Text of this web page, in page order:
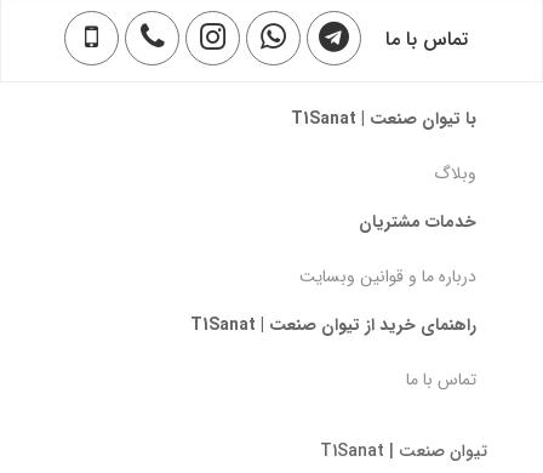
تماس با ما
با تیوان صنعت | T1Sanat
وبلاگ
خدمات مشتریان
درباره ما و قوانین وبسایت
راهنمای خرید از تیوان صنعت | T1Sanat
تماس با ما
تیوان صنعت | T1Sanat